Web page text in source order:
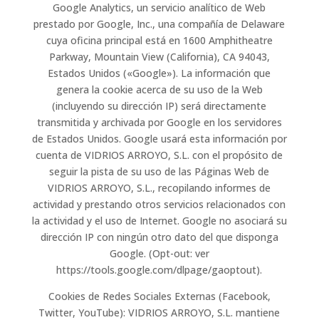
Google Analytics, un servicio analítico de Web
prestado por Google, Inc., una compañía de Delaware
cuya oficina principal está en 1600 Amphitheatre
Parkway, Mountain View (California), CA 94043,
Estados Unidos («Google»). La información que
genera la cookie acerca de su uso de la Web
(incluyendo su dirección IP) será directamente
transmitida y archivada por Google en los servidores
de Estados Unidos. Google usará esta información por
cuenta de VIDRIOS ARROYO, S.L. con el propósito de
seguir la pista de su uso de las Páginas Web de
VIDRIOS ARROYO, S.L., recopilando informes de
actividad y prestando otros servicios relacionados con
la actividad y el uso de Internet. Google no asociará su
dirección IP con ningún otro dato del que disponga
Google. (Opt-out: ver
https://tools.google.com/dlpage/gaoptout).
Cookies de Redes Sociales Externas (Facebook,
Twitter, YouTube): VIDRIOS ARROYO, S.L. mantiene